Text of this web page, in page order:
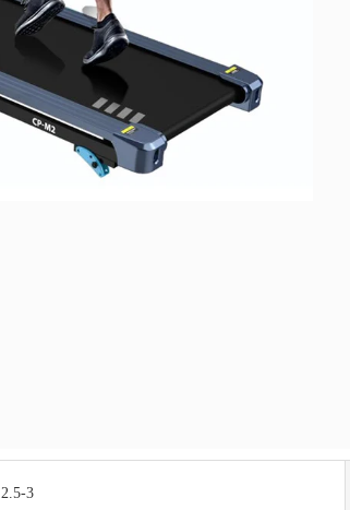
2.5-3